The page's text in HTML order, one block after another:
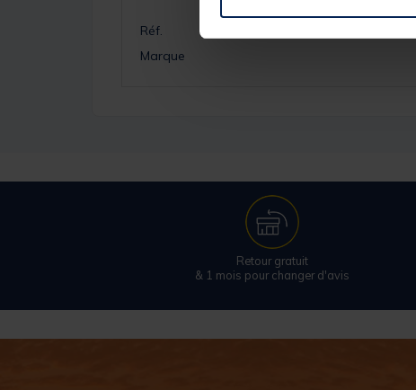
Réf.
Marque
Retour gratuit
& 1 mois pour changer d'avis